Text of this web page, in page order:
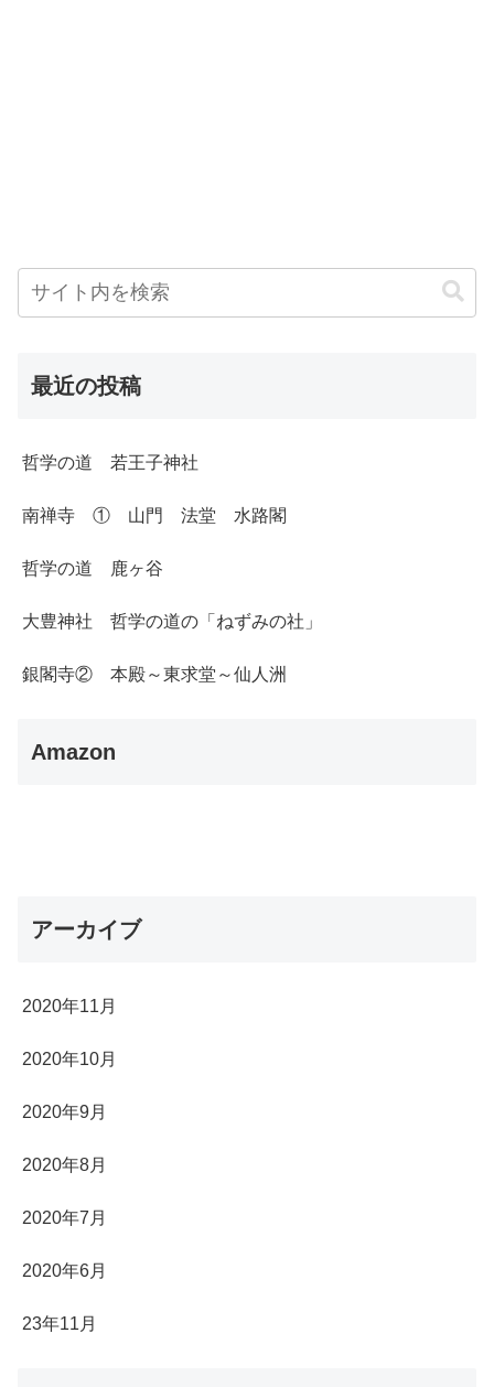
最近の投稿
哲学の道 若王子神社
南禅寺 ① 山門 法堂 水路閣
哲学の道 鹿ヶ谷
大豊神社 哲学の道の「ねずみの社」
銀閣寺② 本殿～東求堂～仙人洲
Amazon
アーカイブ
2020年11月
2020年10月
2020年9月
2020年8月
2020年7月
2020年6月
23年11月